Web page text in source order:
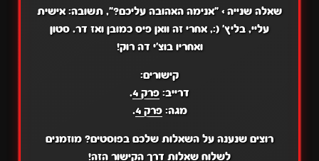
שאלה שנייה>"אנימה האהובה עליכם?", תשובה:אישית
עליי, בליץ' (:, אחרי זה וואן פיס כמובן ואז דר. סטון
ואחריו בוצ'י דה רוק!
קישורים:
דרייב: פרק 4 .
מגה:פרק 4 .
רוצים שנענה על השאלות שלכם בפוסטים? מוזמנים
לשלוח שאלות דרךהקישור הזה!